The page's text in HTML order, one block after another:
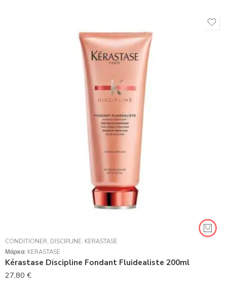
CONDITIONER, DISCIPLINE, KERASTASE
Μάρκα: KERASTASE
Kérastase Discipline Fondant Fluidealiste 200ml
27,80 €